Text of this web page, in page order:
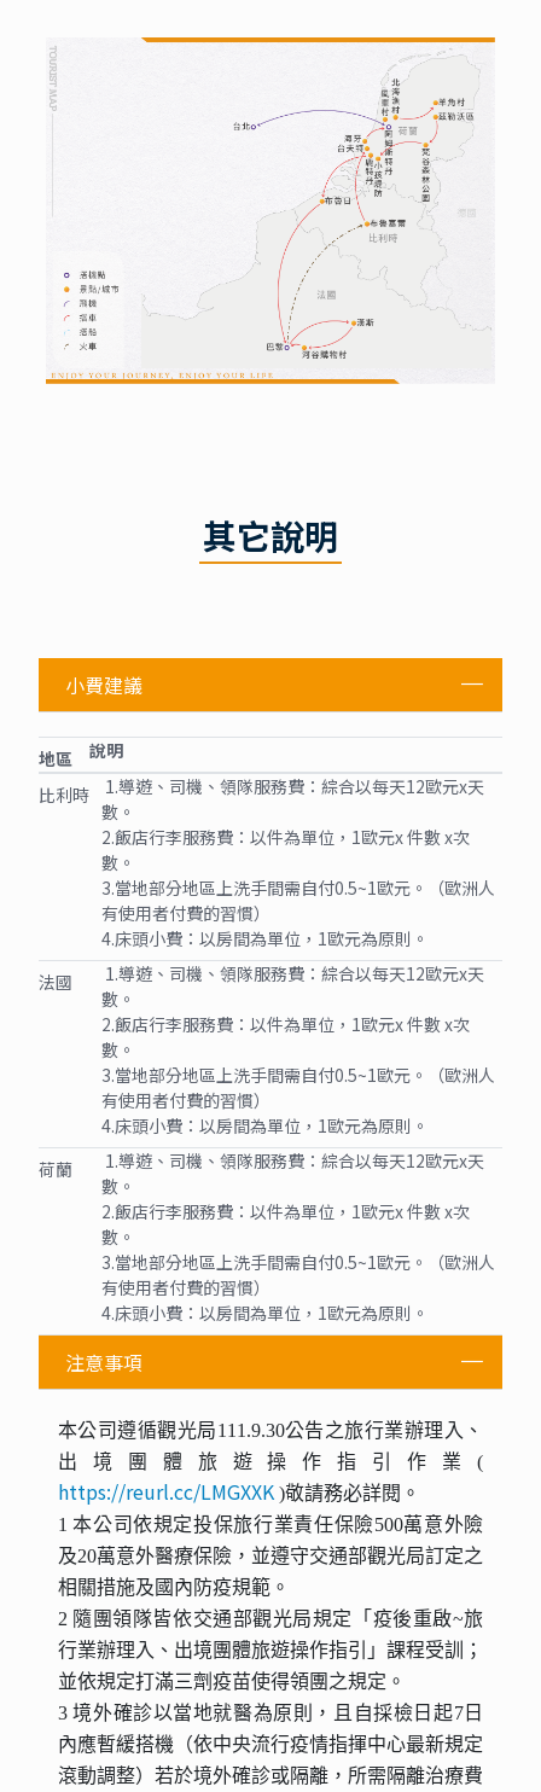
其它說明
小費建議
地區
說明
比利時
1.導遊、司機、領隊服務費：綜合以每天12歐元x天
數。
2.飯店行李服務費：以件為單位，1歐元x 件數 x次
數。
3.當地部分地區上洗手間需自付0.5~1歐元。（歐洲人
有使用者付費的習慣）
4.床頭小費：以房間為單位，1歐元為原則。
法國
1.導遊、司機、領隊服務費：綜合以每天12歐元x天
數。
2.飯店行李服務費：以件為單位，1歐元x 件數 x次
數。
3.當地部分地區上洗手間需自付0.5~1歐元。（歐洲人
有使用者付費的習慣）
4.床頭小費：以房間為單位，1歐元為原則。
荷蘭
1.導遊、司機、領隊服務費：綜合以每天12歐元x天
數。
2.飯店行李服務費：以件為單位，1歐元x 件數 x次
數。
3.當地部分地區上洗手間需自付0.5~1歐元。（歐洲人
有使用者付費的習慣）
4.床頭小費：以房間為單位，1歐元為原則。
注意事項
本公司遵循觀光局111.9.30公告之旅行業辦理入、
出境團體旅遊操作指引作業(
https://reurl.cc/LMGXXK)敬請務必詳閱。
1 本公司依規定投保旅行業責任保險500萬意外險
及20萬意外醫療保險，並遵守交通部觀光局訂定之
相關措施及國內防疫規範。
2 隨團領隊皆依交通部觀光局規定「疫後重啟~旅
行業辦理入、出境團體旅遊操作指引」課程受訓；
並依規定打滿三劑疫苗使得領團之規定。
3 境外確診以當地就醫為原則，且自採檢日起7日
內應暫緩搭機（依中央流行疫情指揮中心最新規定
滾動調整）若於境外確診或隔離，所需隔離治療費